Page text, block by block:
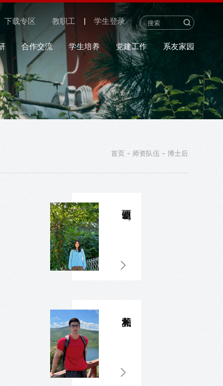
下载专区 教职工 学生登录
合作交流 学生培养 党建工作 系友家园
首页 - 师资队伍 - 博士后